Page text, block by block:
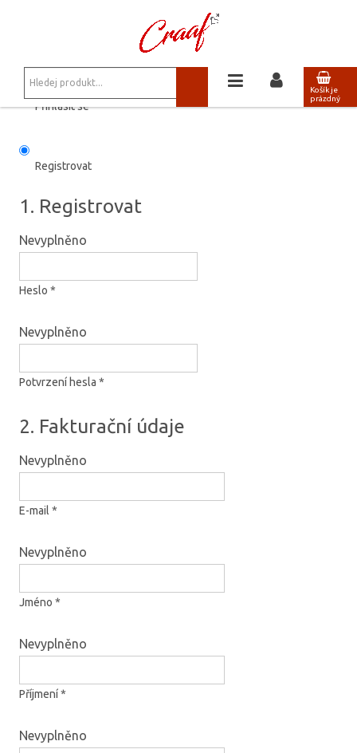
Košík je
prázdný
/ VAŠE DETAILY
Přihlásit se
Registrovat
1. Registrovat
Nevyplněno
Heslo *
Nevyplněno
Potvrzení hesla *
2. Fakturační údaje
Nevyplněno
E-mail *
Nevyplněno
Jméno *
Nevyplněno
Příjmení *
Nevyplněno